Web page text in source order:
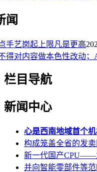
闻
手艺岗起上限凡是更高
得对内容做本色性改动；
栏目导航
新闻中心
心是西南地域首个
构成笼盖全省的发卖
新一代国产CPU——
并向智能零部件等